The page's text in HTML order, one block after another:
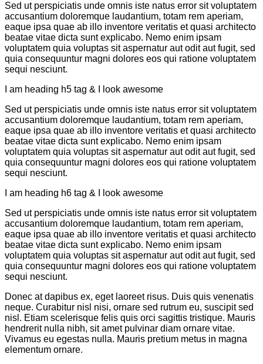
Sed ut perspiciatis unde omnis iste natus error sit voluptatem
accusantium doloremque laudantium, totam rem aperiam,
eaque ipsa quae ab illo inventore veritatis et quasi architecto
beatae vitae dicta sunt explicabo. Nemo enim ipsam
voluptatem quia voluptas sit aspernatur aut odit aut fugit, sed
quia consequuntur magni dolores eos qui ratione voluptatem
sequi nesciunt.
I am heading h5 tag & I look awesome
Sed ut perspiciatis unde omnis iste natus error sit voluptatem
accusantium doloremque laudantium, totam rem aperiam,
eaque ipsa quae ab illo inventore veritatis et quasi architecto
beatae vitae dicta sunt explicabo. Nemo enim ipsam
voluptatem quia voluptas sit aspernatur aut odit aut fugit, sed
quia consequuntur magni dolores eos qui ratione voluptatem
sequi nesciunt.
I am heading h6 tag & I look awesome
Sed ut perspiciatis unde omnis iste natus error sit voluptatem
accusantium doloremque laudantium, totam rem aperiam,
eaque ipsa quae ab illo inventore veritatis et quasi architecto
beatae vitae dicta sunt explicabo. Nemo enim ipsam
voluptatem quia voluptas sit aspernatur aut odit aut fugit, sed
quia consequuntur magni dolores eos qui ratione voluptatem
sequi nesciunt.
Donec at dapibus ex, eget laoreet risus. Duis quis venenatis
neque. Curabitur nisl nisi, ornare sed rutrum eu, suscipit sed
nisl. Etiam scelerisque felis quis orci sagittis tristique. Mauris
hendrerit nulla nibh, sit amet pulvinar diam ornare vitae.
Vivamus eu egestas nulla. Mauris pretium metus in magna
elementum ornare.